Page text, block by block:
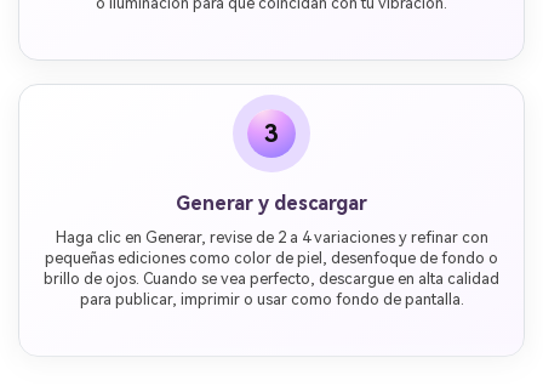
3
Generar y descargar
Haga clic en Generar, revise de 2 a 4 variaciones y refinar con
pequeñas ediciones como color de piel, desenfoque de fondo o
brillo de ojos. Cuando se vea perfecto, descargue en alta calidad
para publicar, imprimir o usar como fondo de pantalla.